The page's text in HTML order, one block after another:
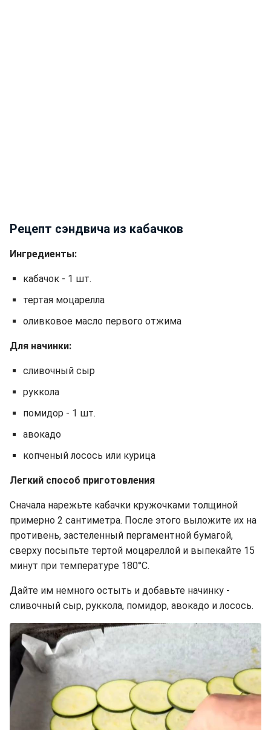
Рецепт сэндвича из кабачков
Ингредиенты:
кабачок - 1 шт.
тертая моцарелла
оливковое масло первого отжима
Для начинки:
сливочный сыр
руккола
помидор - 1 шт.
авокадо
копченый лосось или курица
Легкий способ приготовления
Сначала нарежьте кабачки кружочками толщиной
примерно 2 сантиметра. После этого выложите их на
противень, застеленный пергаментной бумагой,
сверху посыпьте тертой моцареллой и выпекайте 15
минут при температуре 180°C.
Дайте им немного остыть и добавьте начинку -
сливочный сыр, руккола, помидор, авокадо и лосось.